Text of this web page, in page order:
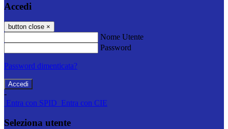
Accedi
button close ×
Nome Utente
Password
Password dimenticata?
-
Entra con SPID Entra con CIE
Seleziona utente